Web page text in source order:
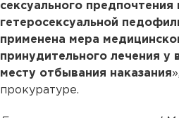
сексуального предпочтения
гетеросексуальной
применена мера
принудительного лечения у
месту отбывания наказания»,
прокуратуре.